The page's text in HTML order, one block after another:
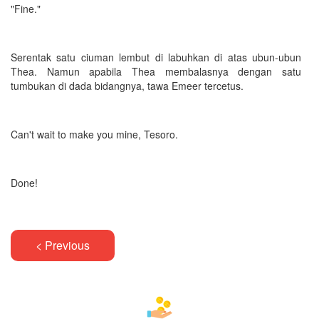
"Fine."
Serentak satu ciuman lembut di labuhkan di atas ubun-ubun
Thea. Namun apabila Thea membalasnya dengan satu
tumbukan di dada bidangnya, tawa Emeer tercetus.
Can't wait to make you mine, Tesoro.
Done!
< Previous